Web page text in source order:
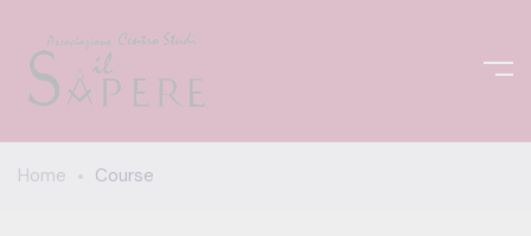
Home Course